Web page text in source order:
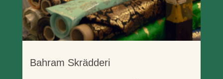
Bahram Skrädderi